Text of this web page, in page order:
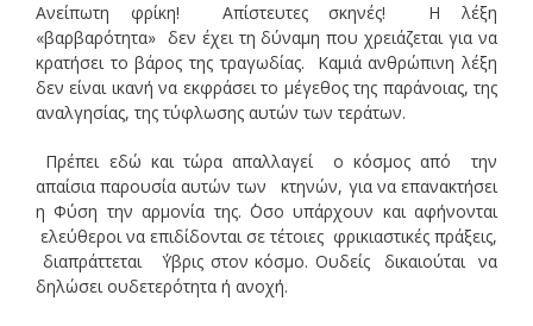
Ανείπωτη φρίκη! Απίστευτες σκηνές! Η λέξη
«βαρβαρότητα» δεν έχει τη δύναμη που χρειάζεται για να
κρατήσει το βάρος της τραγωδίας. Καμιά ανθρώπινη λέξη
δεν είναι ικανή να εκφράσει το μέγεθος της παράνοιας, της
αναλγησίας, της τύφλωσης αυτών των τεράτων.
Πρέπει εδώ και τώρα απαλλαγεί ο κόσμος από την
απαίσια παρουσία αυτών των κτηνών, για να επανακτήσει
η Φύση την αρμονία της. ΄Οσο υπάρχουν και αφήνονται
ελεύθεροι να επιδίδονται σε τέτοιες φρικιαστικές πράξεις,
διαπράττεται ΄Υβρις στον κόσμο. Ουδείς δικαιούται να
δηλώσει ουδετερότητα ή ανοχή.